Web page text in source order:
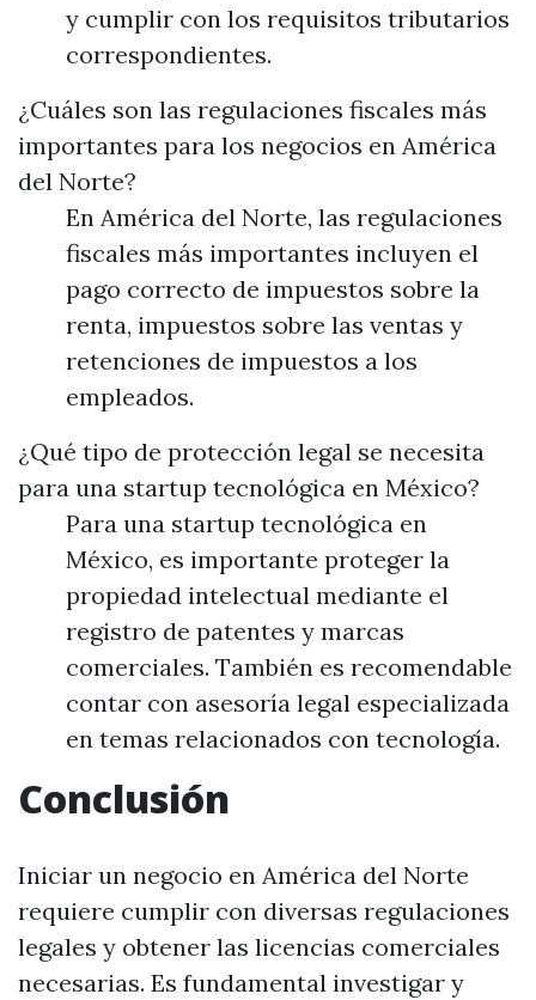
y cumplir con los requisitos tributarios
correspondientes.
¿Cuáles son las regulaciones fiscales más
importantes para los negocios en América
del Norte?
En América del Norte, las regulaciones
fiscales más importantes incluyen el
pago correcto de impuestos sobre la
renta, impuestos sobre las ventas y
retenciones de impuestos a los
empleados.
¿Qué tipo de protección legal se necesita
para una startup tecnológica en México?
Para una startup tecnológica en
México, es importante proteger la
propiedad intelectual mediante el
registro de patentes y marcas
comerciales. También es recomendable
contar con asesoría legal especializada
en temas relacionados con tecnología.
Conclusión
Iniciar un negocio en América del Norte
requiere cumplir con diversas regulaciones
legales y obtener las licencias comerciales
necesarias. Es fundamental investigar y